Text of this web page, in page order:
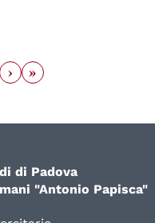
› »
di Padova
"Antonio Papisca"